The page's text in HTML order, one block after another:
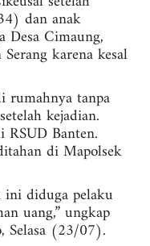
dan anak
Cimaung,
karena kesal
rumahnya tanpa
kejadian.
Banten.
di Mapolsek
ini diduga pelaku
uang,” ungkap
Selasa (23/07).